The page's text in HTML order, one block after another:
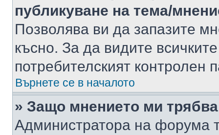
публикуване на тема/
Позволява ви да запазите
късно. За да видите
потребителският контролен
Върнете се в началото
» Защо мнението ми
Администратора на форума